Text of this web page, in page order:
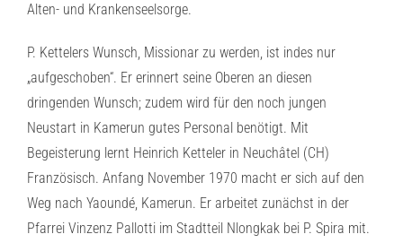
Alten- und Krankenseelsorge.
P. Kettelers Wunsch, Missionar zu werden, ist indes nur
„aufgeschoben“. Er erinnert seine Oberen an diesen
dringenden Wunsch; zudem wird für den noch jungen
Neustart in Kamerun gutes Personal benötigt. Mit
Begeisterung lernt Heinrich Ketteler in Neuchâtel (CH)
Französisch. Anfang November 1970 macht er sich auf den
Weg nach Yaoundé, Kamerun. Er arbeitet zunächst in der
Pfarrei Vinzenz Pallotti im Stadtteil Nlongkak bei P. Spira mit.